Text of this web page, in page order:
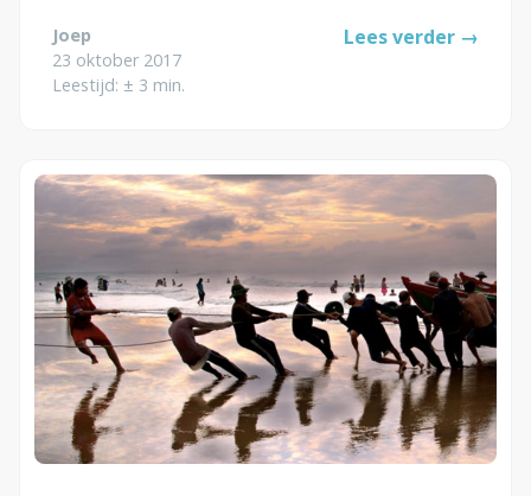
professionals op het gebied van leren en
ontwikkelen zijn wij mee met de Performance...
Joep
23 oktober 2017
Leestijd: ± 3 min.
Lees verder →